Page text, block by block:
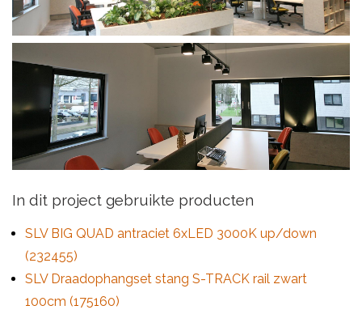
In dit project gebruikte producten
SLV BIG QUAD antraciet 6xLED 3000K up/down
(232455)
SLV Draadophangset stang S-TRACK rail zwart
100cm (175160)